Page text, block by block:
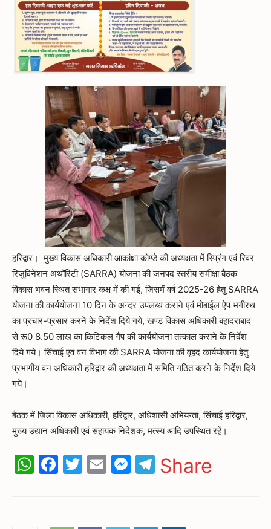
हरिद्वार। मुख्य विकास अधिकारी आकांक्षा कोण्डे की अध्यक्षता में स्प्रिंग एवं रिवर
रिजुविनेशन अथॉरिटी (SARRA) योजना की जनपद स्तरीय समीक्षा बैठक
विकास भवन स्थित सभागार कक्ष में की गई, जिसमें वर्ष 2025-26 हेतु SARRA
योजना की कार्ययोजना 10 दिन के अन्दर उपलब्ध कराने एवं मोबाईल ऐप भगीरथ
का प्रचार-प्रसार करने के निर्देश दिये गये, खण्ड विकास अधिकारी बहादराबाद
से रू0 8.50 लाख का किटिकल गैप की कार्ययोजना तत्काल कराने के निर्देश
दिये गये। सिंचाई एव वन विभाग की SARRA योजना की वृहद कार्ययोजना हेतु
प्रभागीय वन अधिकारी हरिद्वार की अध्यक्षता में समिति गठित करने के निर्देश दिये
गये।
बैठक में जिला विकास अधिकारी, हरिद्वार, अधिशासी अभियन्ता, सिंचाई हरिद्वार,
मुख्य उद्यान अधिकारी एवं सहायक निदेशक, मत्स्य आदि उपस्थित रहें।
WhatsApp
Facebook
Twitter
EmailMessenger
Telegram
Share